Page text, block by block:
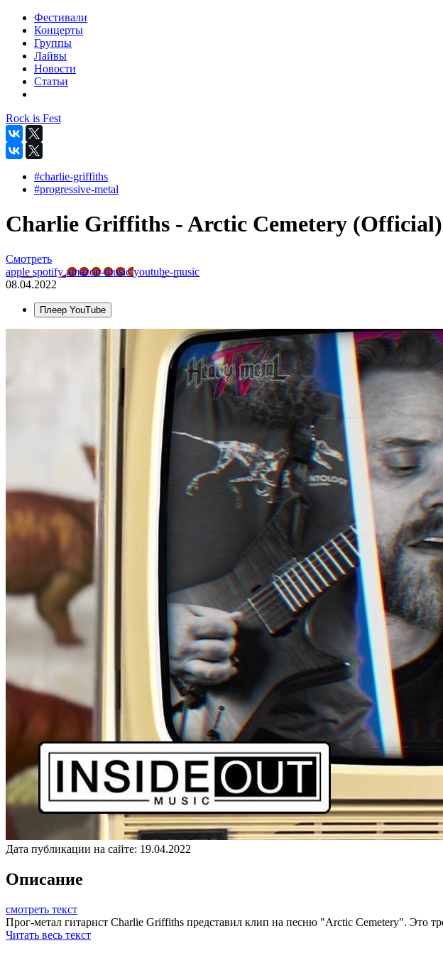
Фестивали
Концерты
Группы
Лайвы
Новости
Статьи
Rock is Fest
#charlie-griffiths
#progressive-metal
Charlie Griffiths - Arctic Cemetery (Official)
Смотреть
apple spotifyamazon-musicyoutube-music
08.04.2022
Плеер YouTube
Дата публикации на сайте: 19.04.2022
Описание
смотреть текст
Прог-метал гитарист Charlie Griffiths представил клип на песню "Arctic Cemetery". Это
Читать весь текст